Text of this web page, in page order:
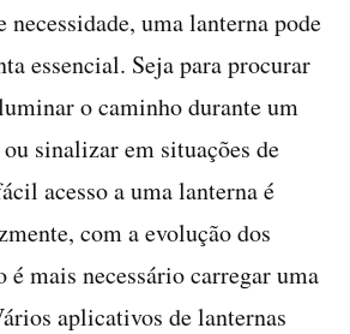
necessidade, uma lanterna pode
essencial. Seja para procurar
o caminho durante um
sinalizar em situações de
acesso a uma lanterna é
com a evolução dos
é mais necessário carregar uma
aplicativos de lanternas